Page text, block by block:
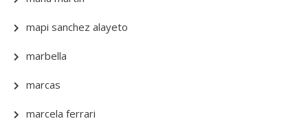
mapi sanchez alayeto
marbella
marcas
marcela ferrari